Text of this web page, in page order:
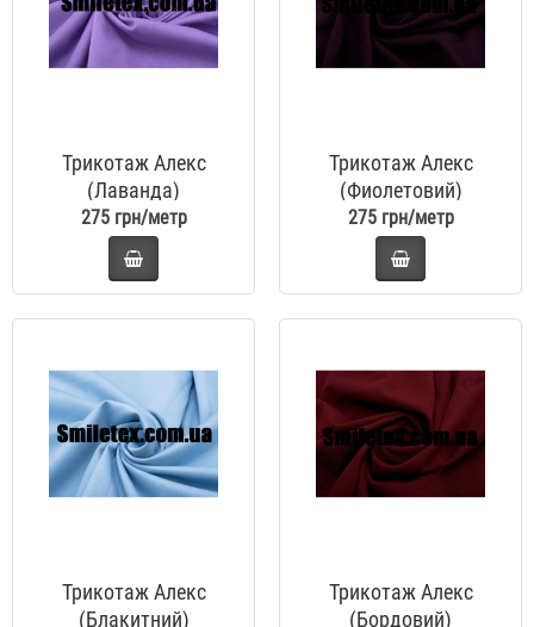
Трикотаж Алекс
(Лаванда)
275 грн/метр
Трикотаж Алекс
(Фиолетовий)
275 грн/метр
Трикотаж Алекс
(Блакитний)
Трикотаж Алекс
(Бордовий)